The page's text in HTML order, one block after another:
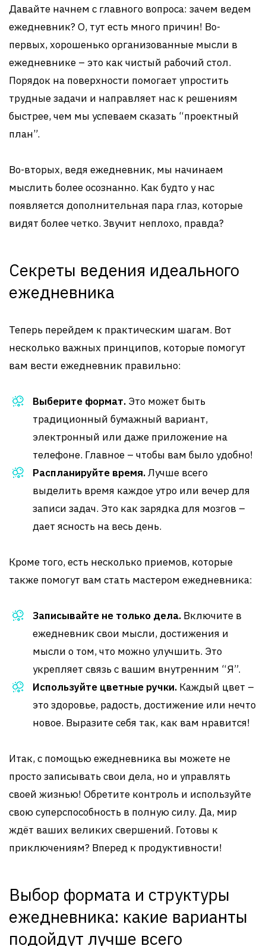
Давайте начнем с главного вопроса: зачем ведем
ежедневник? О, тут есть много причин! Во-
первых, хорошенько организованные мысли в
ежедневнике – это как чистый рабочий стол.
Порядок на поверхности помогает упростить
трудные задачи и направляет нас к решениям
быстрее, чем мы успеваем сказать “проектный
план”.
Во-вторых, ведя ежедневник, мы начинаем
мыслить более осознанно. Как будто у нас
появляется дополнительная пара глаз, которые
видят более четко. Звучит неплохо, правда?
Секреты ведения идеального
ежедневника
Теперь перейдем к практическим шагам. Вот
несколько важных принципов, которые помогут
вам вести ежедневник правильно:
Выберите формат. Это может быть
традиционный бумажный вариант,
электронный или даже приложение на
телефоне. Главное – чтобы вам было удобно!
Распланируйте время.Лучше всего
выделить время каждое утро или вечер для
записи задач. Это как зарядка для мозгов –
дает ясность на весь день.
Кроме того, есть несколько приемов, которые
также помогут вам стать мастером ежедневника:
Записывайте не только дела. Включите в
ежедневник свои мысли, достижения и
мысли о том, что можно улучшить. Это
укрепляет связь с вашим внутренним “Я”.
Используйте цветные ручки. Каждый цвет –
это здоровье, радость, достижение или нечто
новое. Выразите себя так, как вам нравится!
Итак, с помощью ежедневника вы можете не
просто записывать свои дела, но и управлять
своей жизнью! Обретите контроль и используйте
свою суперспособность в полную силу. Да, мир
ждёт ваших великих свершений. Готовы к
приключениям? Вперед к продуктивности!
Выбор формата и структуры
ежедневника: какие варианты
подойдут лучше всего